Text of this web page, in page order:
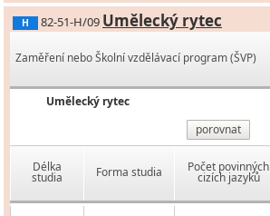
H 82-51-H/09 Umělecký rytec
Zaměření nebo Školní vzdělávací program (ŠVP)
Umělecký rytec
porovnat
Délka
studia Forma studia Počet povinných
cizích jazyků